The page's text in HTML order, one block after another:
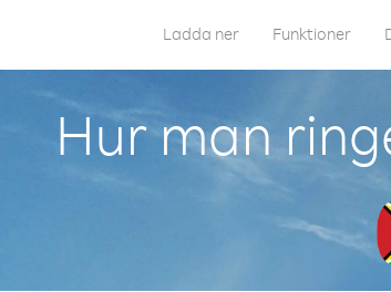
Ladda ner Funktioner
Hur man